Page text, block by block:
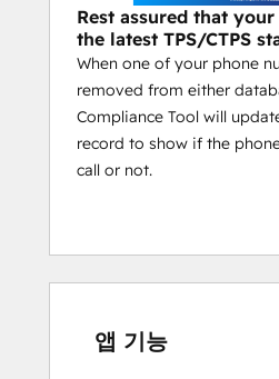
Rest assured that
the latest TPS/CTPS
When one of your phone
removed from either
Compliance Tool will
record to show if the
call or not.
앱 기능